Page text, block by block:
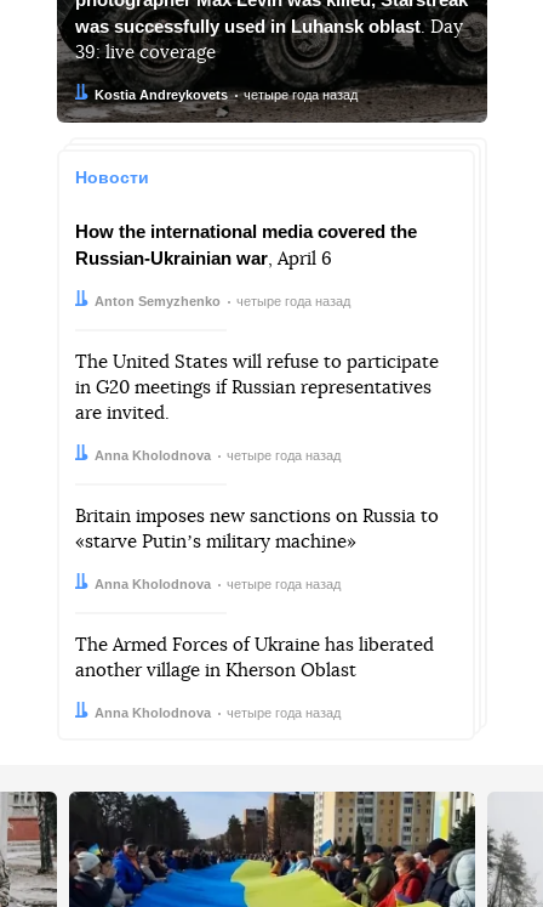
was successfully used in Luhansk oblast. Day
39: live coverage
Автор:
Kostia Andreykovets
Дата: четыре года назад
Новости
How the international media covered the
Russian-Ukrainian war, April 6
Автор:Anton Semyzhenko
Дата: четыре года назад
The United States will refuse to participate
in G20 meetings if Russian representatives
are invited.
Автор:Anna Kholodnova
Дата: четыре года назад
Britain imposes new sanctions on Russia to
«starve Putinʼs military machine»
Автор:Anna Kholodnova
Дата: четыре года назад
The Armed Forces of Ukraine has liberated
another village in Kherson Oblast
Автор:Anna Kholodnova
Дата: четыре года назад